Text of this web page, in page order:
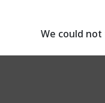
assignment ลงทะเบียน
We could